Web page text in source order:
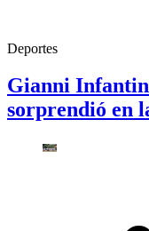
Deportes
Gianni
sorprendió en